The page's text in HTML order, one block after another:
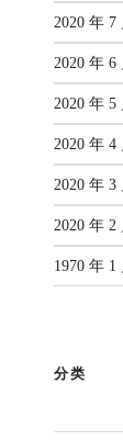
2020 年 7
2020 年 6
2020 年 5
2020 年 4
2020 年 3
2020 年 2
1970 年 1
分类